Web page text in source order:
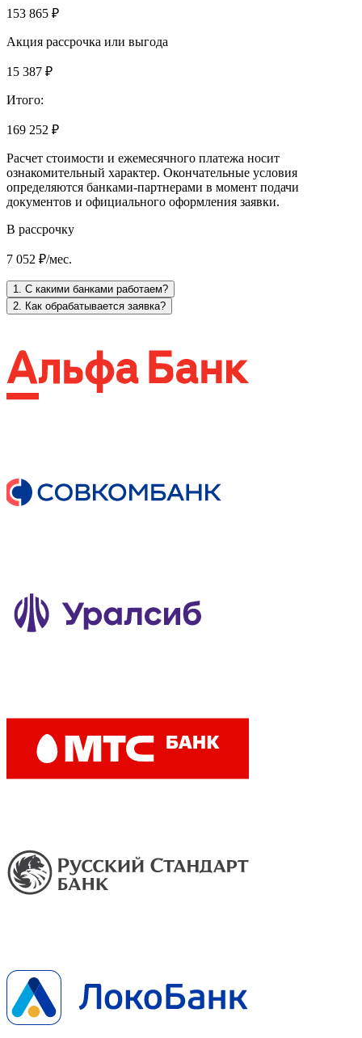
153 865 ₽
Акция рассрочка или выгода
15 387 ₽
Итого:
169 252 ₽
Расчет стоимости и ежемесячного платежа носит
ознакомительный характер. Окончательные условия
определяются банками-партнерами в момент подачи
документов и официального оформления заявки.
В рассрочку
7 052 ₽/мес.
1. С какими банками работаем?
2. Как обрабатывается заявка?